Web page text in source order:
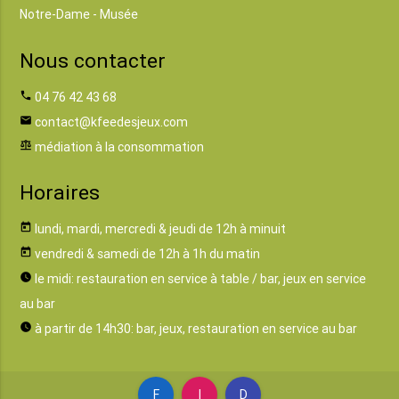
Notre-Dame - Musée
Nous contacter
phone 04 76 42 43 68
email contact@kfeedesjeux.com
balance médiation à la consommation
Horaires
today lundi, mardi, mercredi & jeudi de 12h à minuit
today vendredi & samedi de 12h à 1h du matin
watch_later le midi: restauration en service à table / bar, jeux en service
au bar
watch_later à partir de 14h30: bar, jeux, restauration en service au bar
F D